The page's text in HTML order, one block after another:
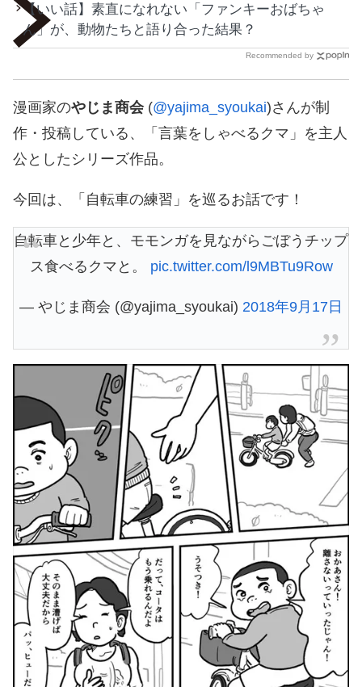
【いい話】素直になれない「ファンキーおばちゃ
ん」が、動物たちと語り合った結果？
Recommended by
漫画家のやじま商会(@yajima_syoukai)さんが制
作・投稿している、「言葉をしゃべるクマ」を主人
公としたシリーズ作品。
今回は、「自転車の練習」を巡るお話です！
自転車と少年と、モモンガを見ながらごぼうチップ
ス食べるクマと。 pic.twitter.com/l9MBTu9Row
— やじま商会 (@yajima_syoukai) 2018年9月17日